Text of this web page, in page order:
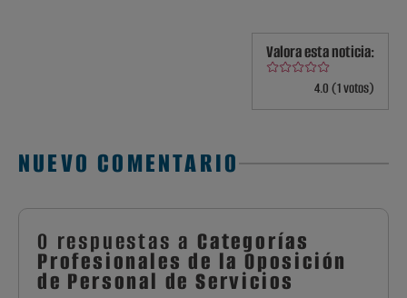
Valora esta noticia:
4.0 (1 votos)
NUEVO COMENTARIO
0 respuestas a Categorías
Profesionales de la Oposición
de Personal de Servicios